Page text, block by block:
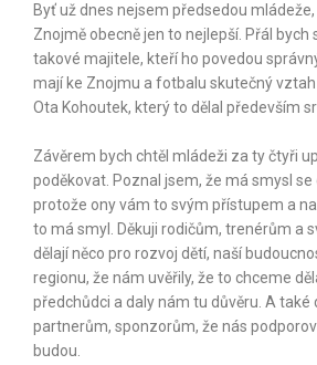
Byť už dnes nejsem předsedou
Znojmě obecně jen to nejlepší. Přál bych
takové majitele, kteří ho povedou
mají ke Znojmu a fotbalu skutečný
Ota Kohoutek, který to dělal především
Závěrem bych chtěl mládeži za ty čtyři
poděkovat. Poznal jsem, že má smysl
protože ony vám to svým přístupem a
to má smyl. Děkuji rodičům, trenérům a
dělají něco pro rozvoj dětí, naší
regionu, že nám uvěřily, že to chceme
předchůdci a daly nám tu důvěru. A také
partnerům, sponzorům, že nás
budou.